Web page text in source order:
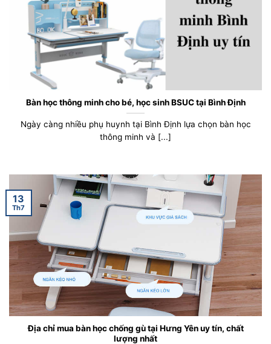
Bàn học thông minh cho bé, học sinh BSUC tại Bình Định
Ngày càng nhiều phụ huynh tại Bình Định lựa chọn bàn học
thông minh và [...]
Địa chỉ mua bàn học chống gù tại Hưng Yên uy tín, chất
lượng nhất
13
Th7